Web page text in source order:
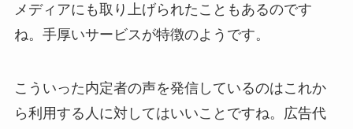
メディアにも取り上げられたこともあるのです
ね。手厚いサービスが特徴のようです。
こういった内定者の声を発信しているのはこれか
ら利用する人に対してはいいことですね。広告代